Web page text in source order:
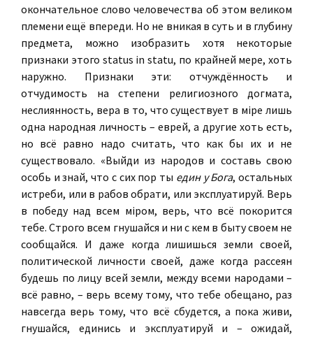
окончательное слово человечества об этом великом
племени ещё впереди. Но не вникая в суть и в глубину
предмета, можно изобразить хотя некоторые
признаки этого status in statu, по крайней мере, хоть
наружно. Признаки эти: отчуждённость и
отчудимость на степени религиозного догмата,
неслиянность, вера в то, что существует в мiре лишь
одна народная личность – еврей, а другие хоть есть,
но всё равно надо считать, что как бы их и не
существовало. «Выйди из народов и составь свою
особь и знай, что с сих пор ты един у Бога, остальных
истреби, или в рабов обрати, или эксплуатируй. Верь
в победу над всем мiром, верь, что всё покорится
тебе. Строго всем гнушайся и ни с кем в быту своем не
сообщайся. И даже когда лишишься земли своей,
политической личности своей, даже когда рассеян
будешь по лицу всей земли, между всеми народами –
всё равно, – верь всему тому, что тебе обещано, раз
навсегда верь тому, что всё сбудется, а пока живи,
гнушайся, единись и эксплуатируй и – ожидай,